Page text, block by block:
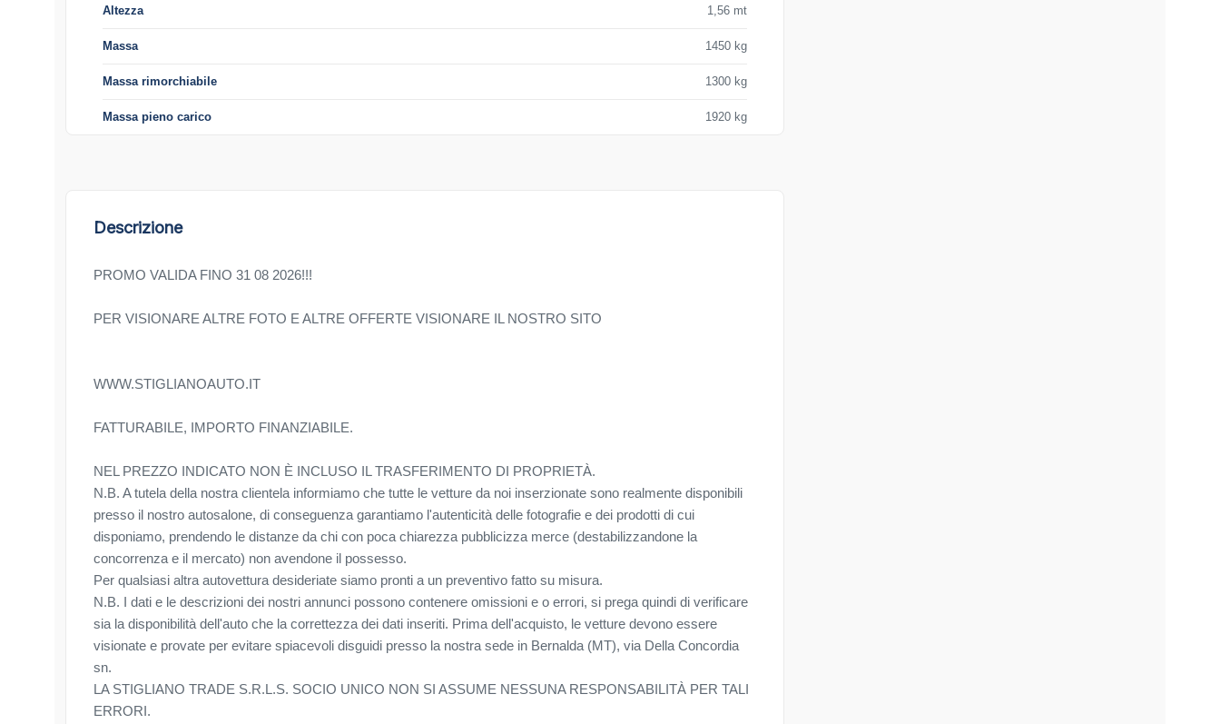
Altezza 1,56 mt
Massa 1450 kg
Massa rimorchiabile 1300 kg
Massa pieno carico 1920 kg
Descrizione
PROMO VALIDA FINO 31 08 2026!!!
PER VISIONARE ALTRE FOTO E ALTRE OFFERTE VISIONARE IL NOSTRO SITO
WWW.STIGLIANOAUTO.IT
FATTURABILE, IMPORTO FINANZIABILE.
NEL PREZZO INDICATO NON È INCLUSO IL TRASFERIMENTO DI PROPRIETÀ.
N.B. A tutela della nostra clientela informiamo che tutte le vetture da noi inserzionate sono realmente disponibili
presso il nostro autosalone, di conseguenza garantiamo l'autenticità delle fotografie e dei prodotti di cui
disponiamo, prendendo le distanze da chi con poca chiarezza pubblicizza merce (destabilizzandone la
concorrenza e il mercato) non avendone il possesso.
Per qualsiasi altra autovettura desideriate siamo pronti a un preventivo fatto su misura.
N.B. I dati e le descrizioni dei nostri annunci possono contenere omissioni e o errori, si prega quindi di verificare
sia la disponibilità dell'auto che la correttezza dei dati inseriti. Prima dell'acquisto, le vetture devono essere
visionate e provate per evitare spiacevoli disguidi presso la nostra sede in Bernalda (MT), via Della Concordia
sn.
LA STIGLIANO TRADE S.R.L.S. SOCIO UNICO NON SI ASSUME NESSUNA RESPONSABILITÀ PER TALI
ERRORI.